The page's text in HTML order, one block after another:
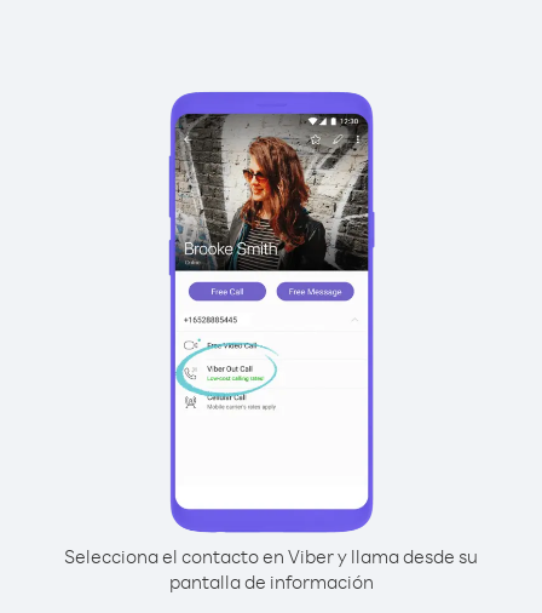
Selecciona el contacto en Viber y llama desde su
pantalla de información